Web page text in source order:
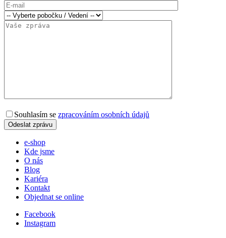
Souhlasím se zpracováním osobních údajů
e-shop
Kde jsme
O nás
Blog
Kariéra
Kontakt
Objednat se online
Facebook
Instagram